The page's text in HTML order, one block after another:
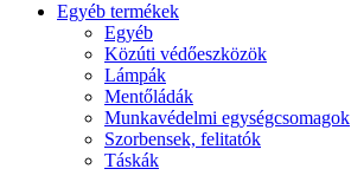
Egyéb termékek
Egyéb
Közúti védőeszközök
Lámpák
Mentőládák
Munkavédelmi egységcsomagok
Szorbensek, felitatók
Táskák